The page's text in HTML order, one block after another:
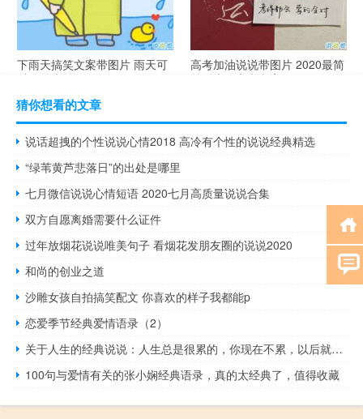
下雨天搞笑文案带图片 雨天可
以发的幽默句子
高考加油说说带图片 2020最简
单励志的高考文案
猜你想看的文章
说话超拽的个性说说心情2018 高冷有个性的说说经典精选
“绿苇黄芦悲落日”的出处是哪里
七月微信说说心情短语 2020七月高质量说说合集
双方自愿离婚需要什么证件
过年放烟花说说唯美句子 看烟花发朋友圈的说说2020
和尚的创业之道
沙雕女孩自拍搞笑配文 你喜欢的样子我都能p ​
恋爱季节经典爱情语录（2）
关于人生的经典说说：人生总是很累的，你现在不累，以后就会更累
100句与爱情有关的张小娴经典语录，真的太经典了，值得收藏